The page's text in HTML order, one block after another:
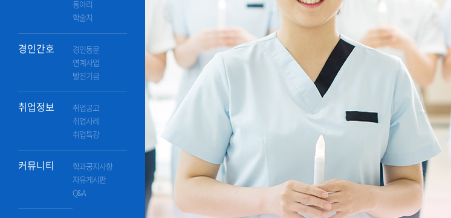
동아리
학술지
경인간호
경인동문
연계사업
발전기금
취업정보
취업공고
취업사례
취업특강
커뮤니티
학과공지사항
자유게시판
Q&A